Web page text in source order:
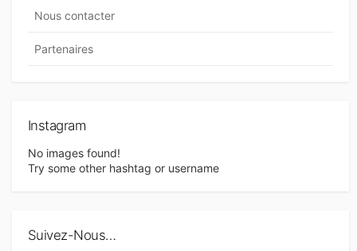
Nous contacter
Partenaires
Instagram
No images found!
Try some other hashtag or username
Suivez-Nous…